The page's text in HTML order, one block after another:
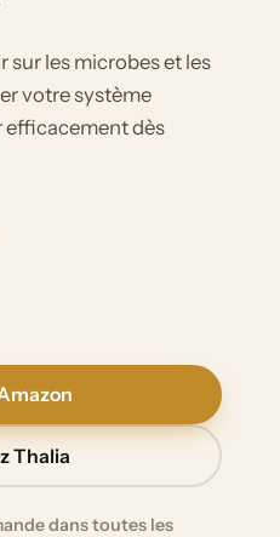
sur les microbes et les
votre système
efficacement dès
Thalia
dans toutes les